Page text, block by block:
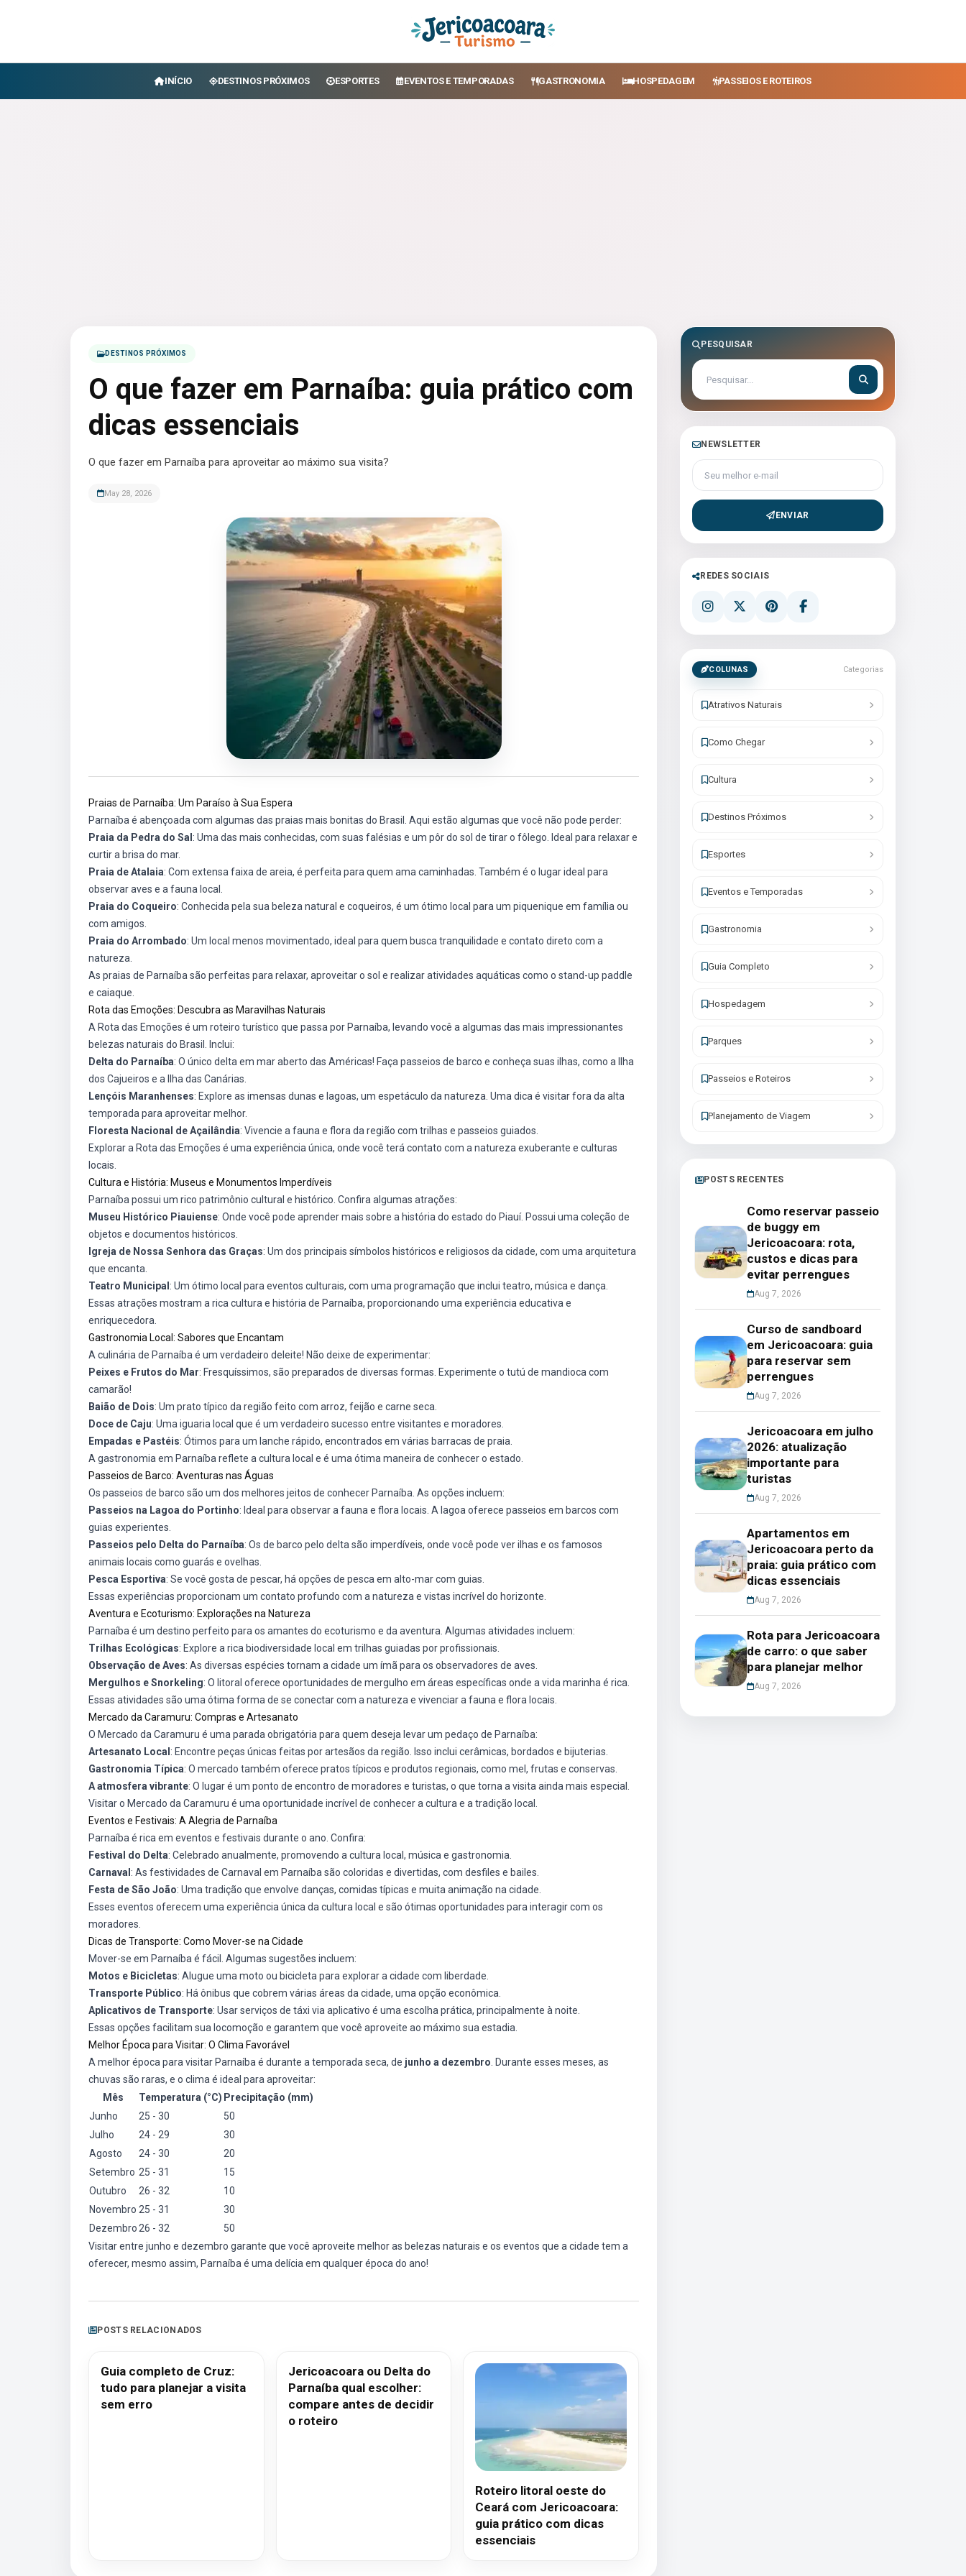
INÍCIO DESTINOS PRÓXIMOS ESPORTES EVENTOS E TEMPORADAS GASTRONOMIA HOSPEDAGEM PASSEIOS E ROTEIROS
DESTINOS PRÓXIMOS
O que fazer em Parnaíba: guia prático com
dicas essenciais
O que fazer em Parnaíba para aproveitar ao máximo sua visita?
May 28, 2026
Praias de Parnaíba: Um Paraíso à Sua Espera
Parnaíba é abençoada com algumas das praias mais bonitas do Brasil. Aqui estão algumas que você não pode perder:
Praia da Pedra do Sal : Uma das mais conhecidas, com suas falésias e um pôr do sol de tirar o fôlego. Ideal para relaxar e
curtir a brisa do mar.
Praia de Atalaia: Com extensa faixa de areia, é perfeita para quem ama caminhadas. Também é o lugar ideal para
observar aves e a fauna local.
Praia do Coqueiro: Conhecida pela sua beleza natural e coqueiros, é um ótimo local para um piquenique em família ou
com amigos.
Praia do Arrombado: Um local menos movimentado, ideal para quem busca tranquilidade e contato direto com a
natureza.
As praias de Parnaíba são perfeitas para relaxar, aproveitar o sol e realizar atividades aquáticas como o stand-up paddle
e caiaque.
Rota das Emoções: Descubra as Maravilhas Naturais
A Rota das Emoções é um roteiro turístico que passa por Parnaíba, levando você a algumas das mais impressionantes
belezas naturais do Brasil. Inclui:
Delta do Parnaíba: O único delta em mar aberto das Américas! Faça passeios de barco e conheça suas ilhas, como a Ilha
dos Cajueiros e a Ilha das Canárias.
Lençóis Maranhenses: Explore as imensas dunas e lagoas, um espetáculo da natureza. Uma dica é visitar fora da alta
temporada para aproveitar melhor.
Floresta Nacional de Açailândia: Vivencie a fauna e flora da região com trilhas e passeios guiados.
Explorar a Rota das Emoções é uma experiência única, onde você terá contato com a natureza exuberante e culturas
locais.
Cultura e História: Museus e Monumentos Imperdíveis
Parnaíba possui um rico patrimônio cultural e histórico. Confira algumas atrações:
Museu Histórico Piauiense: Onde você pode aprender mais sobre a história do estado do Piauí. Possui uma coleção de
objetos e documentos históricos.
Igreja de Nossa Senhora das Graças: Um dos principais símbolos históricos e religiosos da cidade, com uma arquitetura
que encanta.
Teatro Municipal : Um ótimo local para eventos culturais, com uma programação que inclui teatro, música e dança.
Essas atrações mostram a rica cultura e história de Parnaíba, proporcionando uma experiência educativa e
enriquecedora.
Gastronomia Local: Sabores que Encantam
A culinária de Parnaíba é um verdadeiro deleite! Não deixe de experimentar:
Peixes e Frutos do Mar: Fresquíssimos, são preparados de diversas formas. Experimente o tutú de mandioca com
camarão!
Baião de Dois: Um prato típico da região feito com arroz, feijão e carne seca.
Doce de Caju: Uma iguaria local que é um verdadeiro sucesso entre visitantes e moradores.
Empadas e Pastéis: Ótimos para um lanche rápido, encontrados em várias barracas de praia.
A gastronomia em Parnaíba reflete a cultura local e é uma ótima maneira de conhecer o estado.
Passeios de Barco: Aventuras nas Águas
Os passeios de barco são um dos melhores jeitos de conhecer Parnaíba. As opções incluem:
Passeios na Lagoa do Portinho: Ideal para observar a fauna e flora locais. A lagoa oferece passeios em barcos com
guias experientes.
Passeios pelo Delta do Parnaíba: Os de barco pelo delta são imperdíveis, onde você pode ver ilhas e os famosos
animais locais como guarás e ovelhas.
Pesca Esportiva: Se você gosta de pescar, há opções de pesca em alto-mar com guias.
Essas experiências proporcionam um contato profundo com a natureza e vistas incrível do horizonte.
Aventura e Ecoturismo: Explorações na Natureza
Parnaíba é um destino perfeito para os amantes do ecoturismo e da aventura. Algumas atividades incluem:
Trilhas Ecológicas: Explore a rica biodiversidade local em trilhas guiadas por profissionais.
Observação de Aves: As diversas espécies tornam a cidade um ímã para os observadores de aves.
Mergulhos e Snorkeling: O litoral oferece oportunidades de mergulho em áreas específicas onde a vida marinha é rica.
Essas atividades são uma ótima forma de se conectar com a natureza e vivenciar a fauna e flora locais.
Mercado da Caramuru: Compras e Artesanato
O Mercado da Caramuru é uma parada obrigatória para quem deseja levar um pedaço de Parnaíba:
Artesanato Local : Encontre peças únicas feitas por artesãos da região. Isso inclui cerâmicas, bordados e bijuterias.
Gastronomia Típica: O mercado também oferece pratos típicos e produtos regionais, como mel, frutas e conservas.
A atmosfera vibrante: O lugar é um ponto de encontro de moradores e turistas, o que torna a visita ainda mais especial.
Visitar o Mercado da Caramuru é uma oportunidade incrível de conhecer a cultura e a tradição local.
Eventos e Festivais: A Alegria de Parnaíba
Parnaíba é rica em eventos e festivais durante o ano. Confira:
Festival do Delta: Celebrado anualmente, promovendo a cultura local, música e gastronomia.
Carnaval : As festividades de Carnaval em Parnaíba são coloridas e divertidas, com desfiles e bailes.
Festa de São João: Uma tradição que envolve danças, comidas típicas e muita animação na cidade.
Esses eventos oferecem uma experiência única da cultura local e são ótimas oportunidades para interagir com os
moradores.
Dicas de Transporte: Como Mover-se na Cidade
Mover-se em Parnaíba é fácil. Algumas sugestões incluem:
Motos e Bicicletas: Alugue uma moto ou bicicleta para explorar a cidade com liberdade.
Transporte Público: Há ônibus que cobrem várias áreas da cidade, uma opção econômica.
Aplicativos de Transporte: Usar serviços de táxi via aplicativo é uma escolha prática, principalmente à noite.
Essas opções facilitam sua locomoção e garantem que você aproveite ao máximo sua estadia.
Melhor Época para Visitar: O Clima Favorável
A melhor época para visitar Parnaíba é durante a temporada seca, de junho a dezembro . Durante esses meses, as
chuvas são raras, e o clima é ideal para aproveitar:
Mês
Temperatura (°C) Precipitação (mm)
Junho
25 - 30
50
Julho
24 - 29
30
Agosto
24 - 30
20
Setembro 25 - 31
15
Outubro
26 - 32
10
Novembro 25 - 31
30
Dezembro 26 - 32
50
Visitar entre junho e dezembro garante que você aproveite melhor as belezas naturais e os eventos que a cidade tem a
oferecer, mesmo assim, Parnaíba é uma delícia em qualquer época do ano!
POSTS RELACIONADOS
Guia completo de Cruz:
tudo para planejar a visita
sem erro
Jericoacoara ou Delta do
Parnaíba qual escolher:
compare antes de decidir
o roteiro
Roteiro litoral oeste do
Ceará com Jericoacoara:
guia prático com dicas
essenciais
PESQUISAR
NEWSLETTER
Seu melhor e-mail
ENVIAR
REDES SOCIAIS
COLUNAS Categorias
Atrativos Naturais
Como Chegar
Cultura
Destinos Próximos
Esportes
Eventos e Temporadas
Gastronomia
Guia Completo
Hospedagem
Parques
Passeios e Roteiros
Planejamento de Viagem
POSTS RECENTES
Como reservar passeio
de buggy em
Jericoacoara: rota,
custos e dicas para
evitar perrengues
Aug 7, 2026
Curso de sandboard
em Jericoacoara: guia
para reservar sem
perrengues
Aug 7, 2026
Jericoacoara em julho
2026: atualização
importante para
turistas
Aug 7, 2026
Apartamentos em
Jericoacoara perto da
praia: guia prático com
dicas essenciais
Aug 7, 2026
Rota para Jericoacoara
de carro: o que saber
para planejar melhor
Aug 7, 2026